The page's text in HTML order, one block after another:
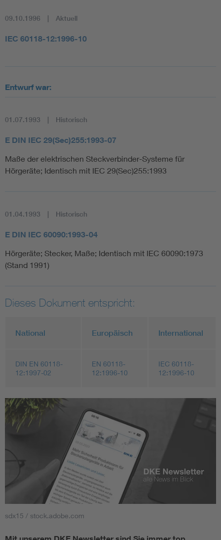
09.10.1996 Aktuell
IEC 60118-12:1996-10
Entwurf war:
01.07.1993 Historisch
E DIN IEC 29(Sec)255:1993-07
Maße der elektrischen Steckverbinder-Systeme für
Hörgeräte; Identisch mit IEC 29(Sec)255:1993
01.04.1993 Historisch
E DIN IEC 60090:1993-04
Hörgeräte; Stecker, Maße; Identisch mit IEC 60090:1973
(Stand 1991)
Dieses Dokument entspricht:
National Europäisch International
DIN EN 60118-
12:1997-02
EN 60118-
12:1996-10
IEC 60118-
12:1996-10
sdx15 / stock.adobe.com